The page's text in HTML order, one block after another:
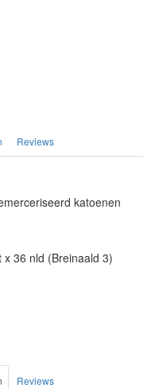
Reviews
katoenen
36 nld (Breinaald 3)
Reviews